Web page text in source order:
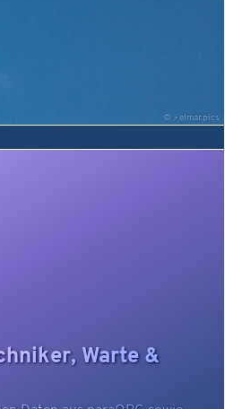
© elmar.pics
Warte &